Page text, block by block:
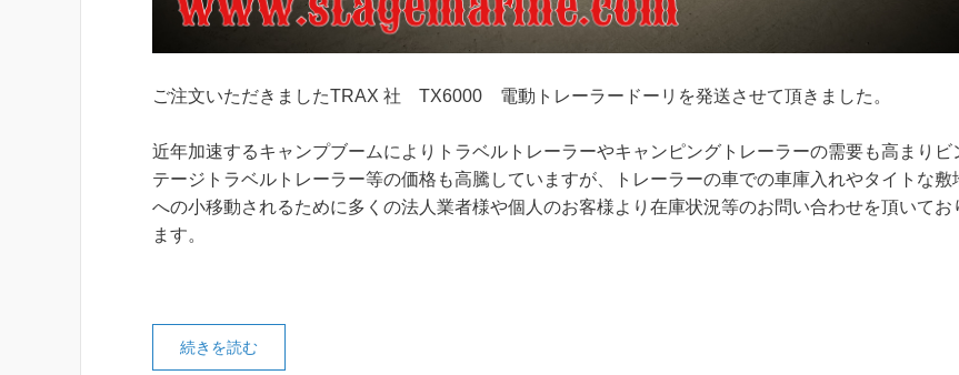
ご注文いただきましたTRAX 社 TX6000 電動トレーラードーリを発送させて頂きました。
近年加速するキャンプブームによりトラベルトレーラーやキャンピングトレーラーの需要も高まりビ
テージトラベルトレーラー等の価格も高騰していますが、トレーラーの車での車庫入れやタイトな敷
への小移動されるために多くの法人業者様や個人のお客様より在庫状況等のお問い合わせを頂いてお
ます。
続きを読む